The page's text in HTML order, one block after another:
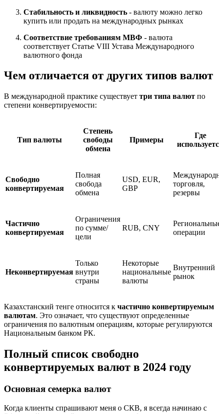
Стабильность и ликвидность - валюту можно легко
купить или продать на международных рынках
Соответствие требованиям МВФ - валюта
соответствует Статье VIII Устава Международного
валютного фонда
Чем отличается от других типов валют
В международной практике существует три типа валют по
степени конвертируемости:
Тип валюты
Степень
свободы
обмена
Примеры
Где
Свободно
конвертируемая
Полная
свобода
обмена
USD, EUR,
GBP
торговля,
резервы
Частично
конвертируемая
Ограничения
по сумме/
цели
RUB, CNY
операции
Неконвертируемая
Только
внутри
страны
Некоторые
национальные
валюты
Внутренний
рынок
Казахстанский тенге относится к частично конвертируемым
валютам. Это означает, что существуют определенные
ограничения по валютным операциям, которые регулируются
Национальным банком РК.
Полный список свободно
конвертируемых валют в 2024 году
Основная семерка валют
Когда клиенты спрашивают меня о СКВ, я всегда начинаю с